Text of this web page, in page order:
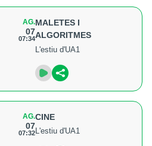
AG.
07
07:34
MALETES I
ALGORITMES
L'estiu d'UA1
AG.
07
07:32
CINE
L'estiu d'UA1